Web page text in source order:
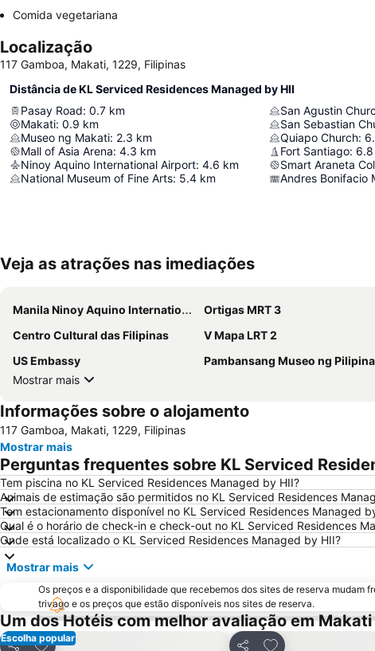
Comida vegetariana
Localização
117 Gamboa, Makati, 1229, Filipinas
Distância de KL Serviced Residences Managed by HII
Pasay Road: 0.7 km
Makati: 0.9 km
Museo ng Makati: 2.3 km
Mall of Asia Arena: 4.3 km
Ninoy Aquino International Airport: 4.6 km
National Museum of Fine Arts: 5.4 km
San Agustin
San Sebastian
Quiapo Church:
Fort Santiago: 6.8
Smart Araneta
Andres Bonifacio
Veja as atrações nas imediações
Manila Ninoy Aquino International Airport Ortigas MRT 3
Centro Cultural das Filipinas
V Mapa LRT 2
US Embassy
Pambansang Museo ng
Mostrar mais
Informações sobre o alojamento
117 Gamboa, Makati, 1229, Filipinas
Mostrar mais
Perguntas frequentes sobre KL Serviced
Tem piscina no KL Serviced Residences Managed by HII?
Animais de estimação são permitidos no KL Serviced Residences
Tem estacionamento disponível no KL Serviced Residences Managed
Qual é o horário de check-in e check-out no KL Serviced Residences
Onde está localizado o KL Serviced Residences Managed by HII?
Mostrar mais
Os preços e a disponibilidade que recebemos dos sites de reserva
trivago e os preços que estão disponíveis nos sites de reserva.
Um dos Hotéis com melhor avaliação em Makati
Escolha popular
Adicionar aos favoritos Adicionar aos